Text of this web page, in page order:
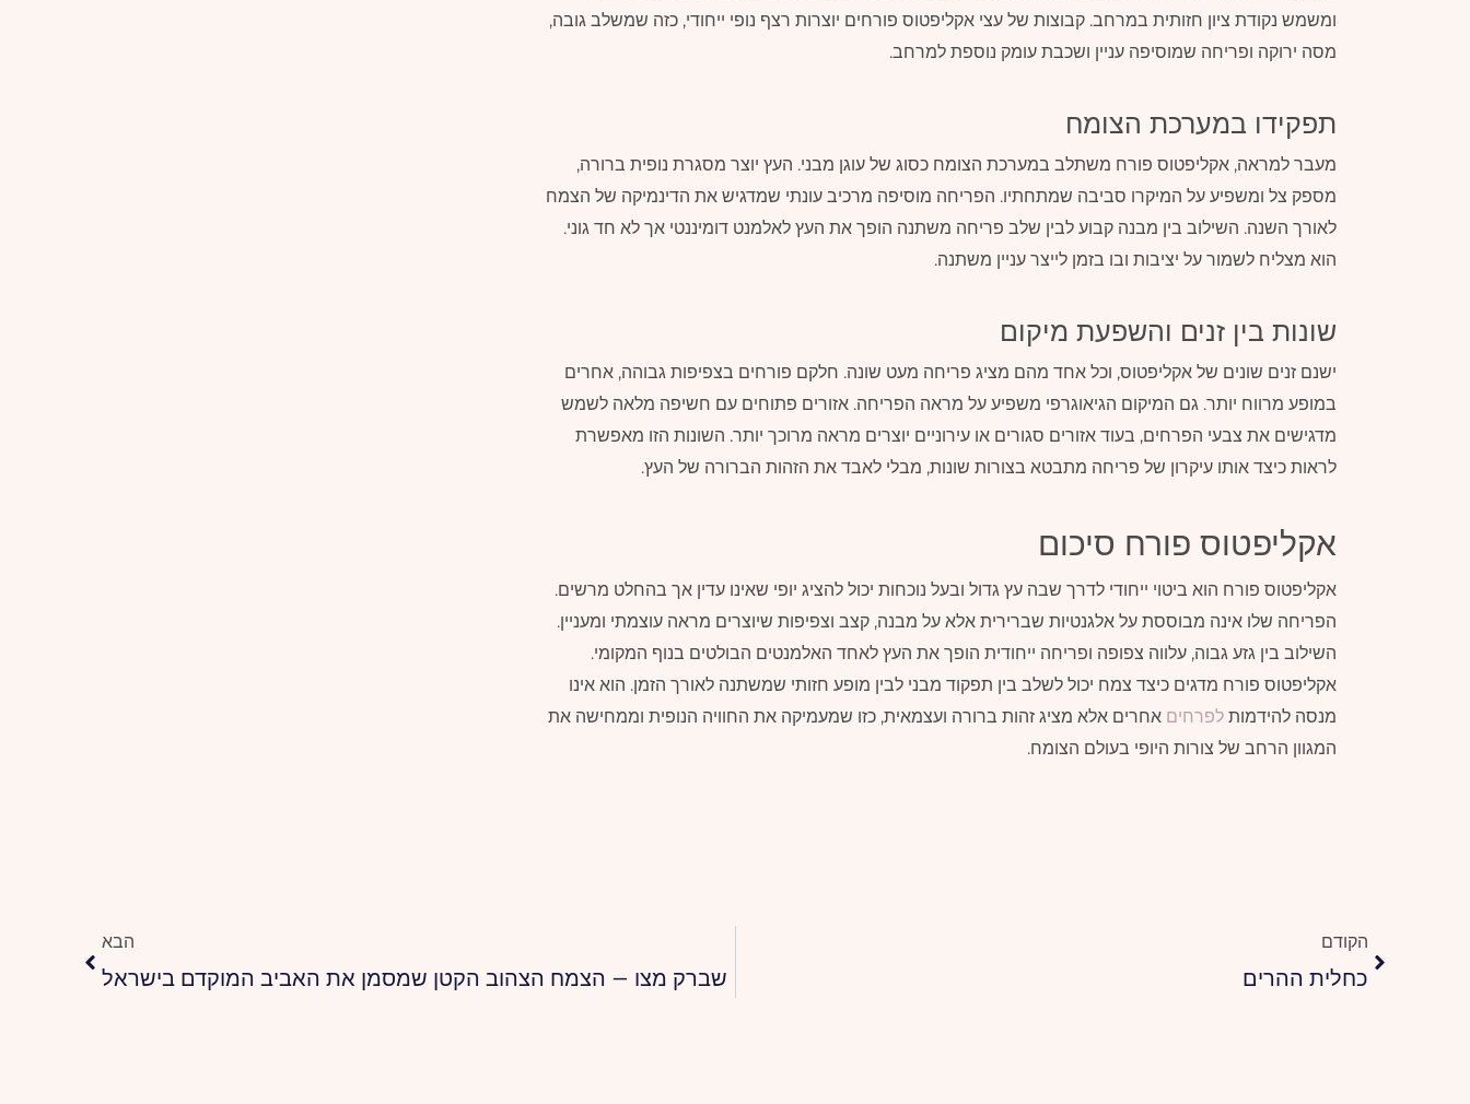
ומשמש נקודת ציון חזותית במרחב. קבוצות של עצי אקליפטוס פורחים יוצרות רצף נופי ייחודי, כזה שמשלב גובה,
מסה ירוקה ופריחה שמוסיפה עניין ושכבת עומק נוספת למרחב.
תפקידו במערכת הצומח
מעבר למראה, אקליפטוס פורח משתלב במערכת הצומח כסוג של עוגן מבני. העץ יוצר מסגרת נופית ברורה,
מספק צל ומשפיע על המיקרו סביבה שמתחתיו. הפריחה מוסיפה מרכיב עונתי שמדגיש את הדינמיקה של הצמח
לאורך השנה. השילוב בין מבנה קבוע לבין שלב פריחה משתנה הופך את העץ לאלמנט דומיננטי אך לא חד גוני.
הוא מצליח לשמור על יציבות ובו בזמן לייצר עניין משתנה.
שונות בין זנים והשפעת מיקום
ישנם זנים שונים של אקליפטוס, וכל אחד מהם מציג פריחה מעט שונה. חלקם פורחים בצפיפות גבוהה, אחרים
במופע מרווח יותר. גם המיקום הגיאוגרפי משפיע על מראה הפריחה. אזורים פתוחים עם חשיפה מלאה לשמש
מדגישים את צבעי הפרחים, בעוד אזורים סגורים או עירוניים יוצרים מראה מרוכך יותר. השונות הזו מאפשרת
לראות כיצד אותו עיקרון של פריחה מתבטא בצורות שונות, מבלי לאבד את הזהות הברורה של העץ.
אקליפטוס פורח סיכום
אקליפטוס פורח הוא ביטוי ייחודי לדרך שבה עץ גדול ובעל נוכחות יכול להציג יופי שאינו עדין אך בהחלט מרשים.
הפריחה שלו אינה מבוססת על אלגנטיות שברירית אלא על מבנה, קצב וצפיפות שיוצרים מראה עוצמתי ומעניין.
השילוב בין גזע גבוה, עלווה צפופה ופריחה ייחודית הופך את העץ לאחד האלמנטים הבולטים בנוף המקומי.
אקליפטוס פורח מדגים כיצד צמח יכול לשלב בין תפקוד מבני לבין מופע חזותי שמשתנה לאורך הזמן. הוא אינו
מנסה להידמות לפרחים אחרים אלא מציג זהות ברורה ועצמאית, כזו שמעמיקה את החוויה הנופית וממחישה את
המגוון הרחב של צורות היופי בעולם הצומח.
הקודם
כחלית ההרים
הבא
שברק מצו – הצמח הצהוב הקטן שמסמן את האביב המוקדם בישראל